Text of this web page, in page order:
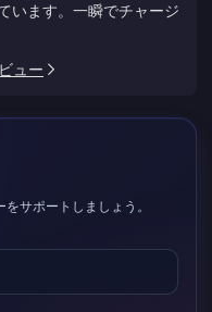
います。一瞬でチャージ
ュー
サポートしましょう。